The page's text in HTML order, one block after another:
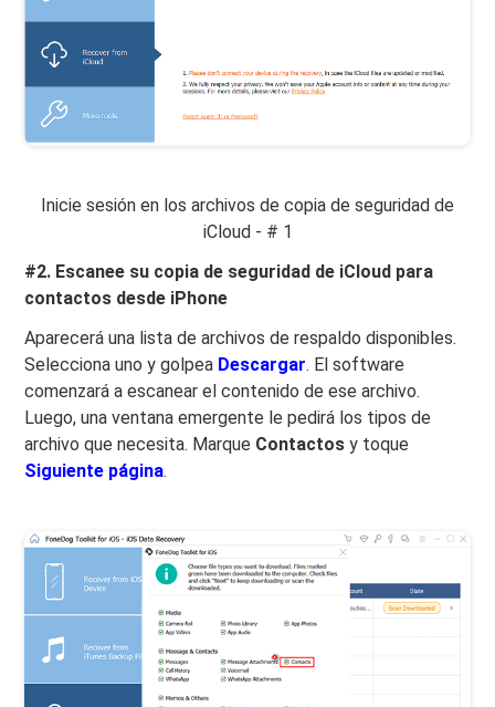
Inicie sesión en los archivos de copia de seguridad de
iCloud - # 1
#2. Escanee su copia de seguridad de iCloud para
contactos desde iPhone
Aparecerá una lista de archivos de respaldo disponibles.
Selecciona uno y golpea Descargar. El software
comenzará a escanear el contenido de ese archivo.
Luego, una ventana emergente le pedirá los tipos de
archivo que necesita. Marque Contactosy toque
Siguiente página.